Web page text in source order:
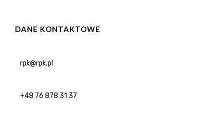
DANE KONTAKTOWE
rpk@rpk.pl
+48 76 878 31 37